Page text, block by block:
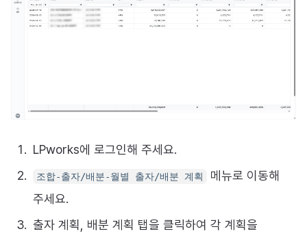
LPworks에 로그인해 주세요.
조합-출자/배분-월별 출자/배분 계획
메뉴로 이동해
주세요.
출자 계획, 배분 계획 탭을 클릭하여 각 계획을